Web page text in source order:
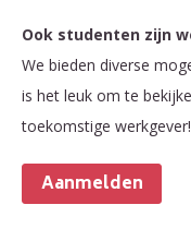
Ook studenten zijn
We bieden diverse
is het leuk om te
toekomstige werkgever!
Aanmelden